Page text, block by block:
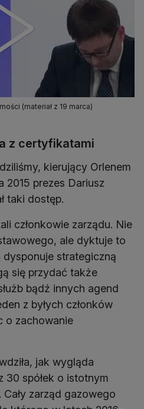
(materiał z 19 marca)
z certyfikatami
kierujący Orlenem
prezes Dariusz
taki dostęp.
członkowie zarządu. Nie
ale dyktuje to
strategiczną
się przydać także
bądź innych agend
z byłych członków
o zachowanie
jak wygląda
30 spółek o istotnym
zarząd gazowego